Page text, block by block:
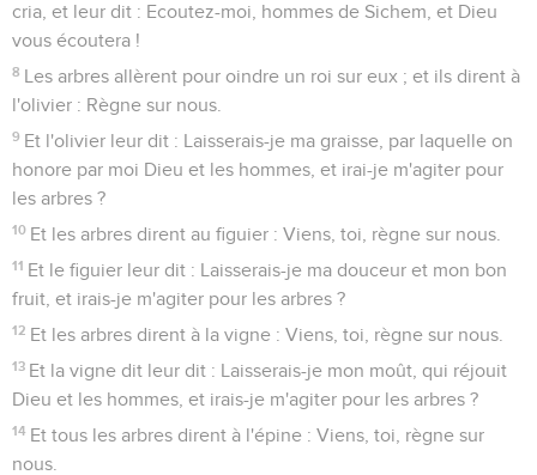
cria, et leur dit : Ecoutez-moi, hommes de Sichem, et Dieu
vous écoutera !
8 Les arbres allèrent pour oindre un roi sur eux ; et ils dirent à
l'olivier : Règne sur nous.
9 Et l'olivier leur dit : Laisserais-je ma graisse, par laquelle on
honore par moi Dieu et les hommes, et irai-je m'agiter pour
les arbres ?
10 Et les arbres dirent au figuier : Viens, toi, règne sur nous.
11 Et le figuier leur dit : Laisserais-je ma douceur et mon bon
fruit, et irais-je m'agiter pour les arbres ?
12 Et les arbres dirent à la vigne : Viens, toi, règne sur nous.
13 Et la vigne dit leur dit : Laisserais-je mon moût, qui réjouit
Dieu et les hommes, et irais-je m'agiter pour les arbres ?
14 Et tous les arbres dirent à l'épine : Viens, toi, règne sur
nous.